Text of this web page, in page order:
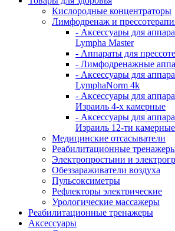
Кислородные концентраторы
Лимфодренаж и
- Аксессуары для
Lympha Master
- Аппараты для
- Лимфодренажные
- Аксессуары для
LymphaNorm 4k
- Аксессуары для
Израиль 4-х камерные
- Аксессуары для
Израиль 12-ти камерные
Медицинские отсасыватели
Реабилитационные
Электропростыни и
Обеззараживатели воздуха
Пульсоксиметры
Рефлекторы электрические
Урологические массажеры
Реабилитационные тренажеры
Аксессуары